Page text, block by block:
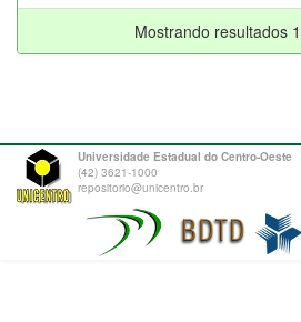
Mostrando resultados
Universidade Estadual do Centro-Oeste
(42) 3621-1000
repositorio@unicentro.br